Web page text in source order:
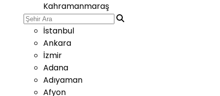
Kahramanmaraş
İstanbul
Ankara
İzmir
Adana
Adıyaman
Afyon